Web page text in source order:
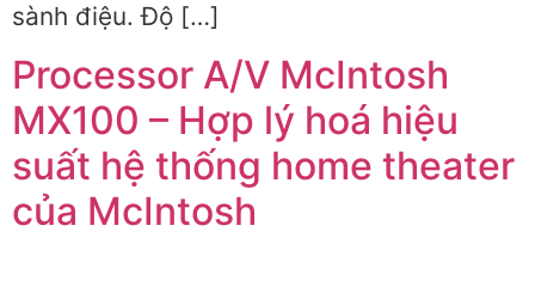
sành điệu. Độ […]
Processor A/V McIntosh
MX100 – Hợp lý hoá hiệu
suất hệ thống home theater
của McIntosh